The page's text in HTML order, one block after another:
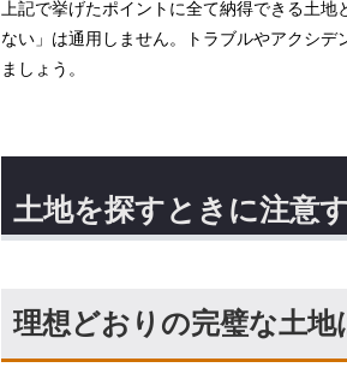
上記で挙げたポイントに全て納得できる土
ない」は通用しません。トラブルやアクシ
ましょう。
土地を探すときに注意
理想どおりの完璧な土地